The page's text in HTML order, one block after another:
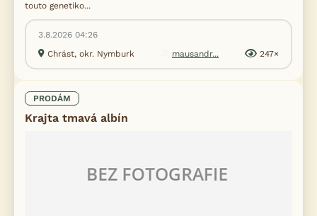
touto genetiko...
3.8.2026 04:26
Chrást, okr. Nymburk
mausandr... 247×
PRODÁM
Krajta tmavá albín